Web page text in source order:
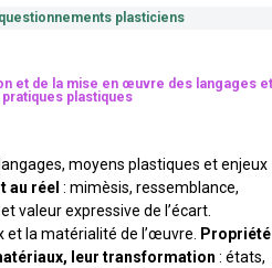
plasticiens
et de la mise en œuvre des langages et
pratiques plastiques
moyens plastiques et enjeux
au réel : mimèsis, ressemblance,
valeur expressive de l’écart.
et la matérialité de l’œuvre.
leur transformation : états,